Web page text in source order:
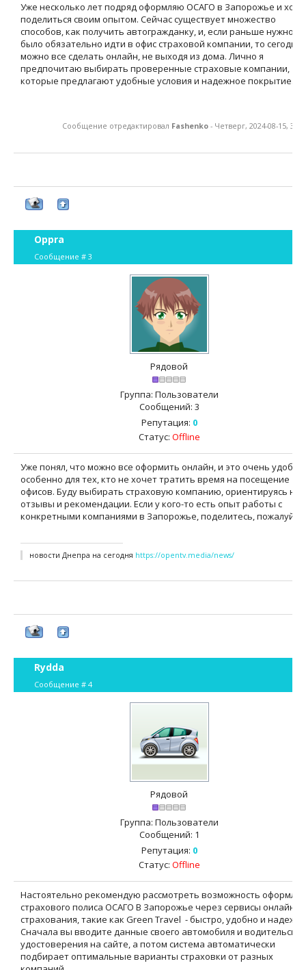
Уже несколько лет подряд оформляю ОСАГО в Запорожье и хочу
поделиться своим опытом. Сейчас существует множество
способов, как получить автогражданку, и, если раньше нужно
было обязательно идти в офис страховой компании, то сегодня
можно все сделать онлайн, не выходя из дома. Лично я
предпочитаю выбирать проверенные страховые компании,
которые предлагают удобные условия и надежное покрытие.
Сообщение отредактировал Fashenko - Четверг, 2024-08-15,
Oppra
Сообщение # 3
Рядовой
Группа: Пользователи
Сообщений: 3
Репутация: 0
Статус: Offline
Уже понял, что можно все оформить онлайн, и это очень удобно,
особенно для тех, кто не хочет тратить время на посещение
офисов. Буду выбирать страховую компанию, ориентируясь на
отзывы и рекомендации. Если у кого-то есть опыт работы с
конкретными компаниями в Запорожье, поделитесь,
новости Днепра на сегодня https://opentv.media/news/
Rydda
Сообщение # 4
Рядовой
Группа: Пользователи
Сообщений: 1
Репутация: 0
Статус: Offline
Настоятельно рекомендую рассмотреть возможность
страхового полиса ОСАГО В Запорожье через сервисы онлайн
страхования, такие как Green Travel - быстро, удобно и
Сначала вы вводите данные своего автомобиля и
удостоверения на сайте, а потом система автоматически
подбирает оптимальные варианты страховки от разных